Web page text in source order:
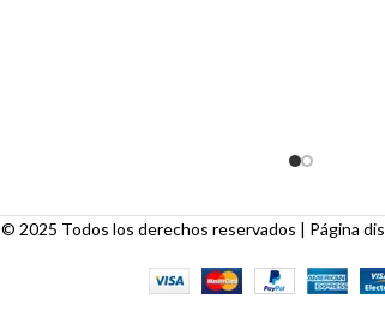
© 2025 Todos los derechos reservados | Página